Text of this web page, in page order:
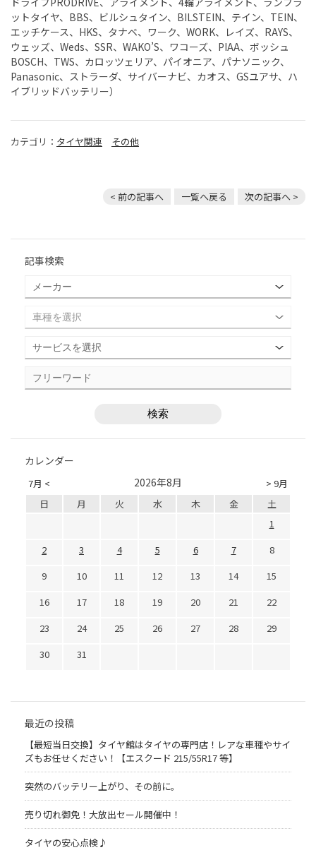
ットタイヤ、BBS、ビルシュタイン、BILSTEIN、テイン、TEIN、
エッチケース、HKS、タナベ、ワーク、WORK、レイズ、RAYS、
ウェッズ、Weds、SSR、WAKO’S、ワコーズ、PIAA、ボッシュ
BOSCH、TWS、カロッツェリア、パイオニア、パナソニック、
Panasonic、ストラーダ、サイバーナビ、カオス、GSユアサ、ハ
イブリッドバッテリー）
カテゴリ： タイヤ関連 その他
< 前の記事へ 一覧へ戻る 次の記事へ >
記事検索
カレンダー
7月 < > 9月
2026年8月
日 月 火 水 木 金
土
1
2
3 4 5 6 7
8
9
10 11 12 13 14
15
16
17 18 19 20 21
22
23
24 25 26 27 28
29
30
31
最近の投稿
【最短当日交換】タイヤ館はタイヤの専門店！レアな車種やサイ
ズもお任せください！【エスクード 215/55R17 等】
突然のバッテリー上がり、その前に。
売り切れ御免！大放出セール開催中！
タイヤの安心点検♪